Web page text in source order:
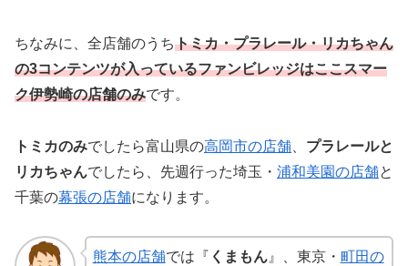
ちなみに、全店舗のうちトミカ・プラレール・リカちゃん
の3コンテンツが入っているファンビレッジはここスマー
ク伊勢崎の店舗のみです。
トミカのみでしたら富山県の高岡市の店舗
プラレールと
リカちゃんでしたら、先週行った埼玉・ 浦和美園の店舗と
千葉の幕張の店舗になります。
熊本の店舗では『 くまもん』、東京・ 町田の